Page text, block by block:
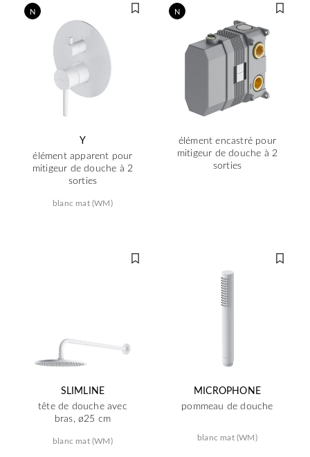
N
Y
élément apparent pour
mitigeur de douche à 2
sorties
blanc mat (WM)
N
élément encastré pour
mitigeur de douche à 2
sorties
SLIMLINE
tête de douche avec
bras, ø25 cm
blanc mat (WM)
MICROPHONE
pommeau de douche
blanc mat (WM)